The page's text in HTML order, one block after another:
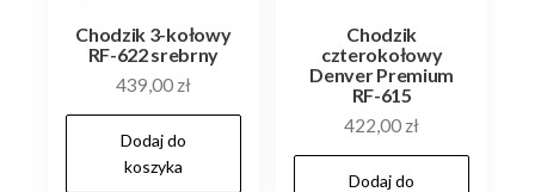
Chodzik 3-kołowy
RF-622 srebrny
439,00 zł
Dodaj do
koszyka
Chodzik
czterokołowy
Denver Premium
RF-615
422,00 zł
Dodaj do